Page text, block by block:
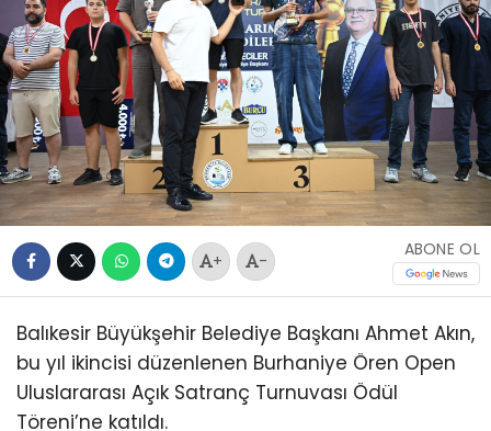
+ -
ABONE OL
Balıkesir Büyükşehir Belediye Başkanı Ahmet Akın,
bu yıl ikincisi düzenlenen Burhaniye Ören Open
Uluslararası Açık Satranç Turnuvası Ödül
Töreni’ne katıldı.